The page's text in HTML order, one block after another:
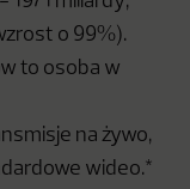
o 99%).
to osoba w
na żywo,
wideo.*